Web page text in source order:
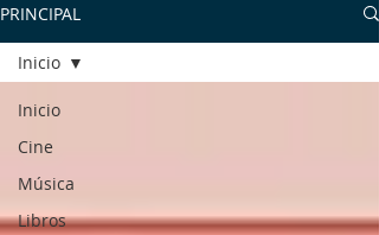
PRINCIPAL
Inicio
Cine
Música
Libros
Inicio